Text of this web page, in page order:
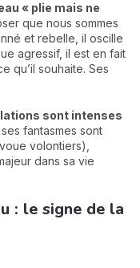
« plie mais ne
que nous sommes
et rebelle, il oscille
agressif, il est en fait
qu’il souhaite. Ses
sont intenses
fantasmes sont
volontiers),
dans sa vie
: le signe de la